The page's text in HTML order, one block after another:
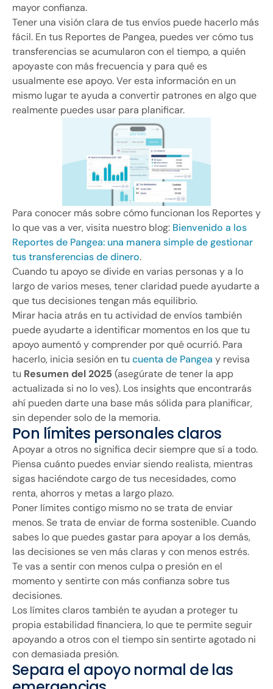
mayor confianza.
Tener una visión clara de tus envíos puede hacerlo más
fácil. En tus Reportes de Pangea, puedes ver cómo tus
transferencias se acumularon con el tiempo, a quién
apoyaste con más frecuencia y para qué es
usualmente ese apoyo. Ver esta información en un
mismo lugar te ayuda a convertir patrones en algo que
realmente puedes usar para planificar.
Para conocer más sobre cómo funcionan los Reportes y
lo que vas a ver, visita nuestro blog: Bienvenido a los
Reportes de Pangea: una manera simple de gestionar
tus transferencias de dinero.
Cuando tu apoyo se divide en varias personas y a lo
largo de varios meses, tener claridad puede ayudarte a
que tus decisiones tengan más equilibrio.
Mirar hacia atrás en tu actividad de envíos también
puede ayudarte a identificar momentos en los que tu
apoyo aumentó y comprender por qué ocurrió. Para
hacerlo, inicia sesión en tu cuenta de Pangea y revisa
tu Resumen del 2025 (asegúrate de tener la app
actualizada si no lo ves). Los insights que encontrarás
ahí pueden darte una base más sólida para planificar,
sin depender solo de la memoria.
Pon límites personales claros
Apoyar a otros no significa decir siempre que sí a todo.
Piensa cuánto puedes enviar siendo realista, mientras
sigas haciéndote cargo de tus necesidades, como
renta, ahorros y metas a largo plazo.
Poner límites contigo mismo no se trata de enviar
menos. Se trata de enviar de forma sostenible. Cuando
sabes lo que puedes gastar para apoyar a los demás,
las decisiones se ven más claras y con menos estrés.
Te vas a sentir con menos culpa o presión en el
momento y sentirte con más confianza sobre tus
decisiones.
Los límites claros también te ayudan a proteger tu
propia estabilidad financiera, lo que te permite seguir
apoyando a otros con el tiempo sin sentirte agotado ni
con demasiada presión.
Separa el apoyo normal de las